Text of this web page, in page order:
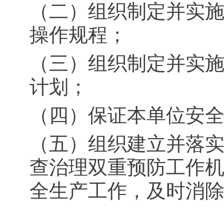
（二）组织制定并实
操作规程；
（三）组织制定并实
计划；
（四）保证本单位安
（五）组织建立并落
查治理双重预防工作
全生产工作，及时消